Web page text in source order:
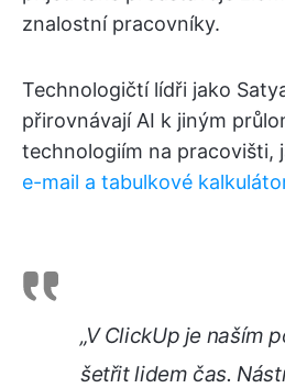
znalostní pracovníky.
Technologičtí lídři jako
přirovnávají AI k jiným
technologiím na pracovišti,
e-mail a tabulkové
„V ClickUp je naším
šetřit lidem čas.